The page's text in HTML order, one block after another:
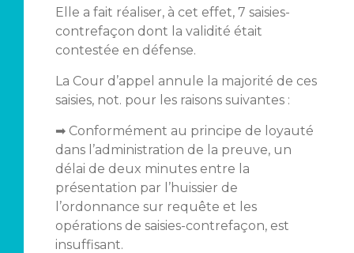
Elle a fait réaliser, à cet effet, 7 saisies-
contrefaçon dont la validité était
contestée en défense.
La Cour d’appel annule la majorité de ces
saisies, not. pour les raisons suivantes :
➡ Conformément au principe de loyauté
dans l’administration de la preuve, un
délai de deux minutes entre la
présentation par l’huissier de
l’ordonnance sur requête et les
opérations de saisies-contrefaçon, est
insuffisant.